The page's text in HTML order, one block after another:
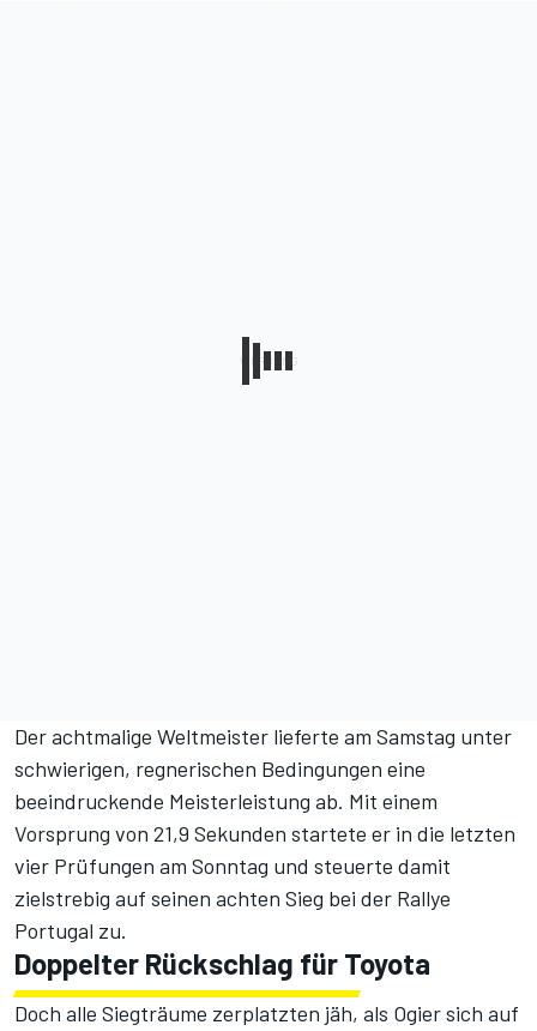
Der achtmalige Weltmeister lieferte am Samstag unter
schwierigen, regnerischen Bedingungen eine
beeindruckende Meisterleistung ab. Mit einem
Vorsprung von 21,9 Sekunden startete er in die letzten
vier Prüfungen am Sonntag und steuerte damit
zielstrebig auf seinen achten Sieg bei der Rallye
Portugal zu.
Doppelter Rückschlag für Toyota
Doch alle Siegträume zerplatzten jäh, als Ogier sich auf